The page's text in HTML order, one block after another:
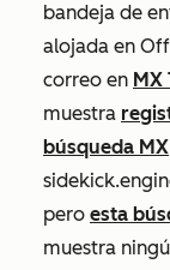
bandeja de
alojada en
correo en MX
muestra
búsqueda MX
pero esta
muestra